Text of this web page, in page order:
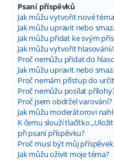
Psaní příspěvků
Jak můžu vytvořit nové
Jak můžu upravit nebo
Jak můžu přidat ke svým
Jak můžu vytvořit
Proč nemůžu přidat do
Jak můžu upravit nebo
Proč nemám přístup do
Proč nemůžu posílat
Proč jsem obdržel varování?
Jak můžu moderátorovi
K čemu slouží tlačítko
při psaní příspěvku?
Proč musí být můj
Jak můžu oživit moje téma?